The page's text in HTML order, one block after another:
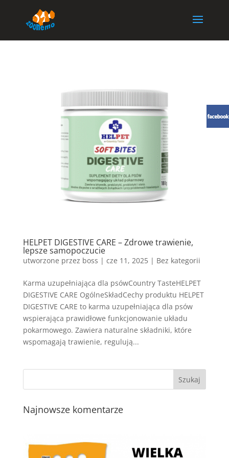
HELPET DIGESTIVE CARE – Zdrowe trawienie,
lepsze samopoczucie
utworzone przez boss | cze 11, 2025| Bez kategorii
Karma uzupełniająca dla psówCountry TasteHELPET
DIGESTIVE CARE OgólneSkładCechy produktu HELPET
DIGESTIVE CARE to karma uzupełniająca dla psów
wspierająca prawidłowe funkcjonowanie układu
pokarmowego. Zawiera naturalne składniki, które
wspomagają trawienie, regulują...
Najnowsze komentarze